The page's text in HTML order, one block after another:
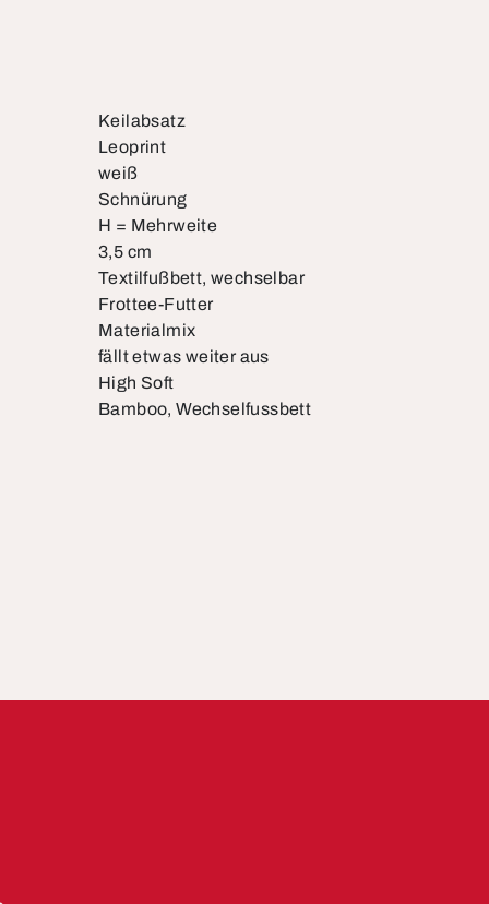
Keilabsatz
Leoprint
weiß
Schnürung
H = Mehrweite
3,5 cm
Textilfußbett, wechselbar
Frottee-Futter
Materialmix
fällt etwas weiter aus
High Soft
Bamboo, Wechselfussbett